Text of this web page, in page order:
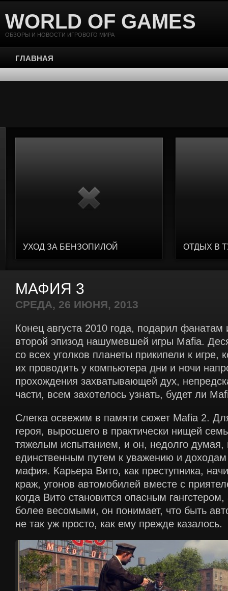
WORLD OF GAMES
ОБЗОРЫ И НОВОСТИ ИГРОВОГО МИРА
ГЛАВНАЯ
УХОД ЗА БЕНЗОПИЛОЙ ОТДЫХ В
МАФИЯ 3
СРЕДА, 26 ИЮНЯ, 2013
Конец августа 2010 года, подарил фанатам
второй эпизод нашумевшей игры Mafia.
со всех уголков планеты прикипели к игре,
их проводить у компьютера дни и ночи
прохождения захватывающей дух,
части, всем захотелось узнать, будет ли
Слегка освежим в памяти сюжет Mafia 2.
героя, выросшего в практически нищей
тяжелым испытанием, и он, недолго думая,
единственным путем к уважению и
мафия. Карьера Вито, как преступника,
краж, угонов автомобилей вместе с
когда Вито становится опасным
более весомыми, он понимает, что быть
не так уж просто, как ему прежде казалось.